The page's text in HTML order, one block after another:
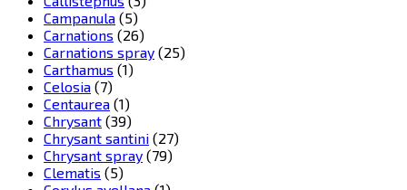
Campanula (5)
Carnations (26)
Carnations spray (25)
Carthamus (1)
Celosia (7)
Centaurea (1)
Chrysant (39)
Chrysant santini (27)
Chrysant spray (79)
Clematis (5)